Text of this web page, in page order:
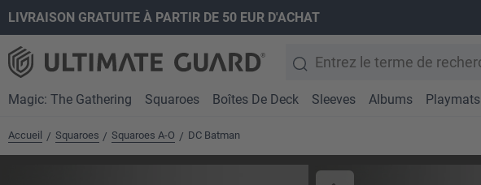
Passer à la navigation principale
LIVRAISON GRATUITE À PARTIR DE 50 EUR D'ACHAT
Magic: The Gathering Squaroes Boîtes De Deck Sleeves Albums Playmats
Accueil / Squaroes / Squaroes A-O / DC Batman